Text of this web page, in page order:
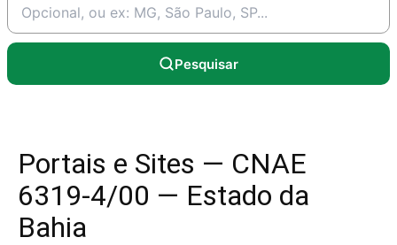
Pesquisar
Portais e Sites — CNAE
6319-4/00 — Estado da
Bahia